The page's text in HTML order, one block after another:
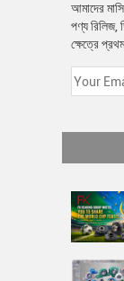
আমাদের
পণ্য রিলিজ,
ক্ষেত্রে